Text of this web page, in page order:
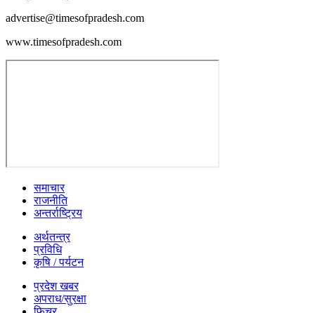
advertise@timesofpradesh.com
www.timesofpradesh.com
समाचार
राजनीति
अन्तर्राष्ट्रिय
अर्थतन्त्र
प्रविधि
कृषि / पर्यटन
प्रदेश खबर
अपराध/सुरक्षा